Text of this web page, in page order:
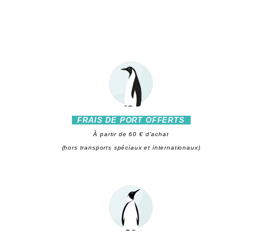
FRAIS DE PORT OFFERTS
À partir de 60 € d'achat
(hors transports spéciaux et internationaux)